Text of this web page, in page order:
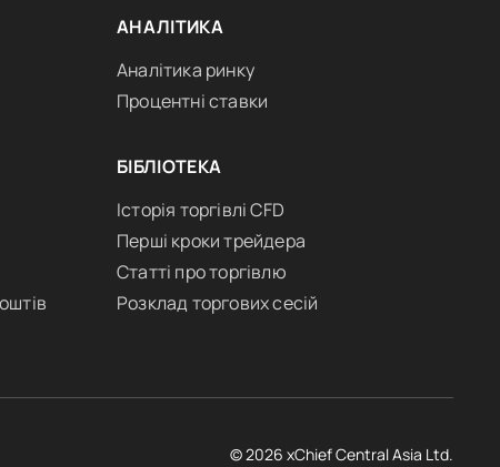
АНАЛІТИКА
Аналітика ринку
Процентні ставки
БІБЛІОТЕКА
Історія торгівлі CFD
Перші кроки трейдера
Статті про торгівлю
Розклад торгових сесій
© 2026 xChief Central Asia Ltd.